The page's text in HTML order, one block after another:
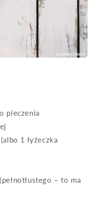
pieczenia
1 łyżeczka
– to ma